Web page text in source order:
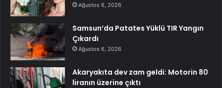
Ağustos 6, 2026
Samsun’da Patates Yüklü TIR Yangın
Çıkardı
Ağustos 6, 2026
Akaryakıta dev zam geldi: Motorin 80
liranın üzerine çıktı